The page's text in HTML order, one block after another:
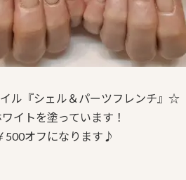
ル『シェル＆パーツフレンチ』☆
イトを塗っています！
500オフになります♪